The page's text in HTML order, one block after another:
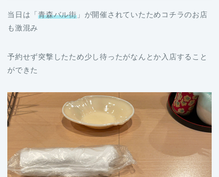
当日は「青森バル街」が開催されていたためコチラのお店
も激混み
予約せず突撃したため少し待ったがなんとか入店すること
ができた